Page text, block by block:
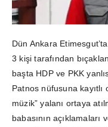
Dün Ankara
3 kişi tarafından
başta HDP ve PKK
Patnos nüfusuna kayıtlı
müzik” yalanı ortaya
babasının açıklamaları